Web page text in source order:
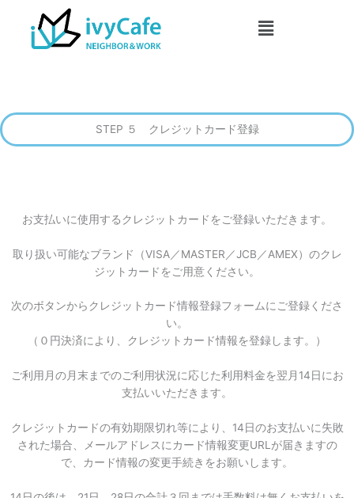
プ
メ
ニ
STEP ５ クレジットカード登録
お支払いに使用するクレジットカードをご登録いただきます。
取り扱い可能なブランド（VISA／MASTER／JCB／AMEX）のクレ
ジットカードをご用意ください。
次のボタンからクレジットカード情報登録フォームにご登録くださ
い。
（０円決済により、クレジットカード情報を登録します。）
ご利用月の月末までのご利用状況に応じた利用料金を翌月14日にお
支払いいただきます。
クレジットカードの有効期限切れ等により、14日のお支払いに失敗
された場合、メールアドレスにカード情報変更URLが届きますの
で、カード情報の変更手続きをお願いします。